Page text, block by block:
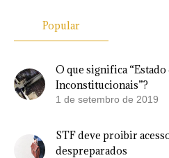
Popular
O que significa “Estado
Inconstitucionais”?
1 de setembro de 2019
STF deve proibir
despreparados